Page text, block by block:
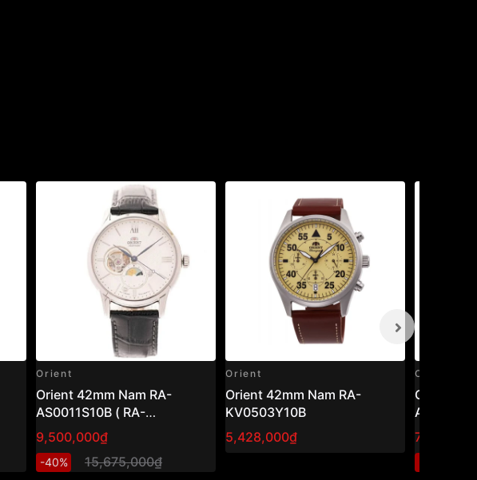
Orient
Orient 42mm Nam RA-
AS0011S10B ( RA-
AS0011S30B )
9,500,000₫
-40% 15,675,000₫
Orient
Orient 42mm Nam RA-
KV0503Y10B
5,428,000₫
Orient
Orient 43,5mm Nam RA-